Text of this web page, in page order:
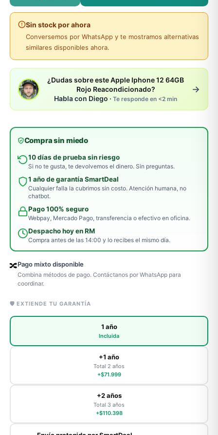
Sin stock por ahora
Conversemos por WhatsApp y te mostramos alternativas
similares disponibles ahora.
¿Dudas sobre este Apple Iphone 12 64GB
Rojo Reacondicionado?
Habla con Diego · Te responde en <2 min
→
Compra sin miedo
10 días de prueba sin riesgo
Si no te gusta, te devolvemos el dinero. Sin preguntas.
1 año de garantía SmartDeal
Cualquier falla la cubrimos sin costo. Atención humana, no
chatbot.
Pago 100% seguro
Webpay, Mercado Pago, transferencia o efectivo en oficina.
Despacho hoy en RM
Compra antes de las 14:00 y lo recibes el mismo día.
🔀Pago mixto disponible
Combina métodos de pago. Contáctanos por WhatsApp para
coordinar.
🛡️ EXTIENDE TU GARANTÍA
1 año
Incluida
+1 año
Total 2 años
+$71.999
+2 años
Total 3 años
+$110.398